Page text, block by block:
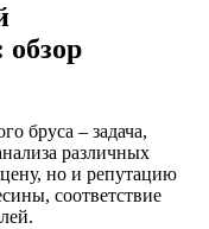
бруса – задача,
различных
но и репутацию
соответствие